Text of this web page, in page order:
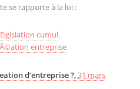
se rapporte à la loi :
cumul
entreprise
d’entreprise ?,31 mars